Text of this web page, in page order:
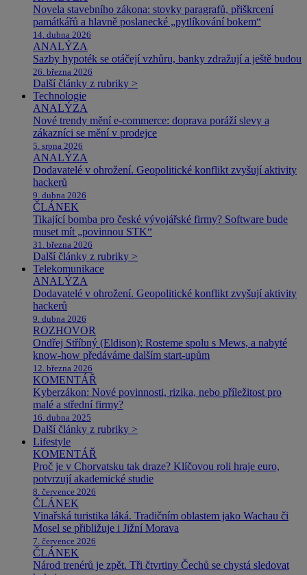
Novela stavebního zákona: stovky paragrafů, přiškrcení
památkářů a hlavně poslanecké „pytlíkování bokem“
14. dubna 2026
ANALÝZA
Sazby hypoték se otáčejí vzhůru, banky zdražují a ještě budou
26. března 2026
Další články z rubriky >
Technologie
ANALÝZA
Nové trendy mění e-commerce: doprava poráží slevy a
zákazníci se mění v prodejce
5. srpna 2026
ANALÝZA
Dodavatelé v ohrožení. Geopolitické konflikt zvyšují aktivity
hackerů
9. dubna 2026
ČLÁNEK
Tikající bomba pro české vývojářské firmy? Software bude
muset mít „povinnou STK“
31. března 2026
Další články z rubriky >
Telekomunikace
ANALÝZA
Dodavatelé v ohrožení. Geopolitické konflikt zvyšují aktivity
hackerů
9. dubna 2026
ROZHOVOR
Ondřej Stříbný (Eldison): Rosteme spolu s Mews, a nabyté
know-how předáváme dalším start-upům
12. března 2026
KOMENTÁŘ
Kyberzákon: Nové povinnosti, rizika, nebo příležitost pro
malé a střední firmy?
16. dubna 2025
Další články z rubriky >
Lifestyle
KOMENTÁŘ
Proč je v Chorvatsku tak draze? Klíčovou roli hraje euro,
potvrzují akademické studie
8. července 2026
ČLÁNEK
Vinařská turistika láká. Tradičním oblastem jako Wachau či
Mosel se přibližuje i Jižní Morava
7. července 2026
ČLÁNEK
Národ trenérů je zpět. Tři čtvrtiny Čechů se chystá sledovat